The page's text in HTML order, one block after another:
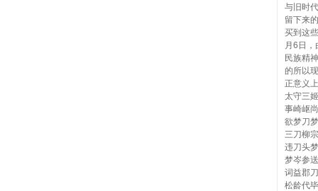
与旧时
留下来
买到这
月6日
民族精
的所以
正意义
太守三
事崎岖
欲梦刀
三刀柳
违刀头
梦岑参
词益郡
松龄代